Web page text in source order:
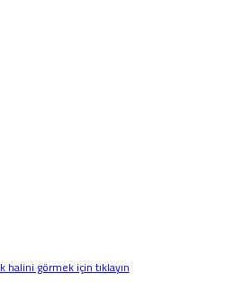
halini görmek için tıklayın